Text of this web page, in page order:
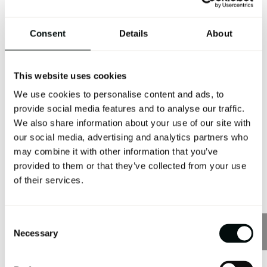
Consent Details About
This website uses cookies
We use cookies to personalise content and ads, to
provide social media features and to analyse our traffic.
We also share information about your use of our site with
our social media, advertising and analytics partners who
may combine it with other information that you’ve
provided to them or that they’ve collected from your use
of their services.
Selection
Necessary
el agua se acumula en la cámara de aire, lo que favorece la
condensación interna y puede dañar los materiales del
revestimiento y la estructura del edificio.
acumula dentro de la cámara de aire puede reducir la
efectividad de los materiales aislantes, lo que compromete
rendimiento térmico de la fachada
Riesgo de corrosión y desgaste de los materiales:
sistemas metálicos o de concreto, la acumulación de agua
puede causar corrosión y afectar la durabilidad de la
El impacto de la ventilación en las fachadas